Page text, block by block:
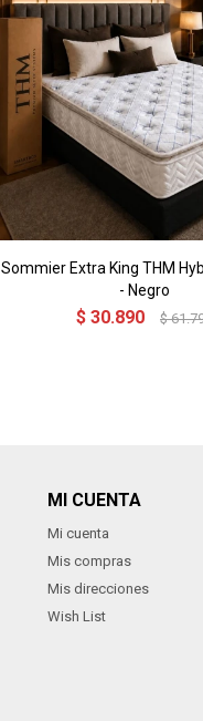
Sommier Extra King THM
- Negro
$ 30.890 $
MI CUENTA
Mi cuenta
Mis compras
Mis direcciones
Wish List